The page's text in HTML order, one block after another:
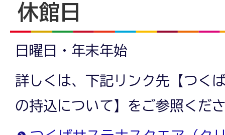
休館日
日曜日・年末年始
詳しくは、下記リンク先【つく
の持込について】をご参照くだ